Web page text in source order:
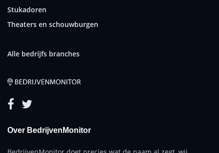
Stukadoren
Theaters en schouwburgen
Alle bedrijfs branches
Over BedrijvenMonitor